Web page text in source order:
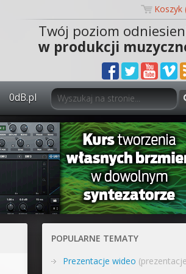
Koszyk
Twój poziom
w produkcji
0dB.pl
0dB.pl - informacje
Newsletter
Materiały dla mediów
Archiwum aktualności
POPULARNE TEMATY
Prezentacje wideo (prezentacje